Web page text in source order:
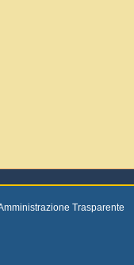
Trasparente